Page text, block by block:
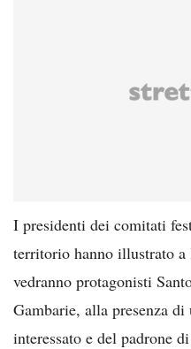
I presidenti dei comitati
territorio hanno illustrato
vedranno protagonisti
Gambarie, alla presenza
interessato e del padrone